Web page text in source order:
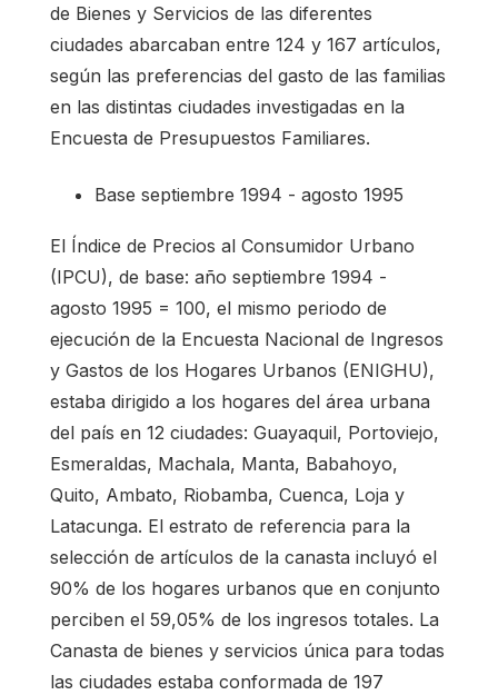
de Bienes y Servicios de las diferentes
ciudades abarcaban entre 124 y 167 artículos,
según las preferencias del gasto de las familias
en las distintas ciudades investigadas en la
Encuesta de Presupuestos Familiares.
Base septiembre 1994 - agosto 1995
El Índice de Precios al Consumidor Urbano
(IPCU), de base: año septiembre 1994 -
agosto 1995 = 100, el mismo periodo de
ejecución de la Encuesta Nacional de Ingresos
y Gastos de los Hogares Urbanos (ENIGHU),
estaba dirigido a los hogares del área urbana
del país en 12 ciudades: Guayaquil, Portoviejo,
Esmeraldas, Machala, Manta, Babahoyo,
Quito, Ambato, Riobamba, Cuenca, Loja y
Latacunga. El estrato de referencia para la
selección de artículos de la canasta incluyó el
90% de los hogares urbanos que en conjunto
perciben el 59,05% de los ingresos totales. La
Canasta de bienes y servicios única para todas
las ciudades estaba conformada de 197